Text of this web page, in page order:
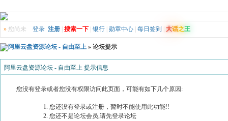
» 您尚未 登录 注册 搜索一下 银行 勋章中心 每日签到 大话之王
阿里云盘资源论坛 - 自由至上 » 论坛提示
阿里云盘资源论坛 - 自由至上 提示信息
您没有登录或者您没有权限访问此页面，可能有如下几个原因:
您还没有登录或注册，暂时不能使用此功能!!
您还不是论坛会员,请先登录论坛